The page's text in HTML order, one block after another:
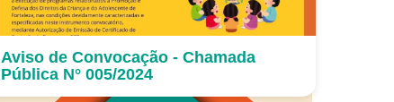
Aviso de Convocação - Chamada
Pública N° 005/2024